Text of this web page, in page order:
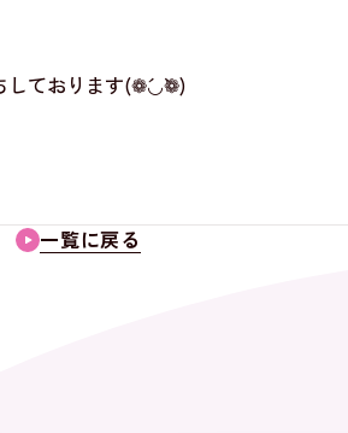
ております(❁´◡`❁)
一覧に戻る